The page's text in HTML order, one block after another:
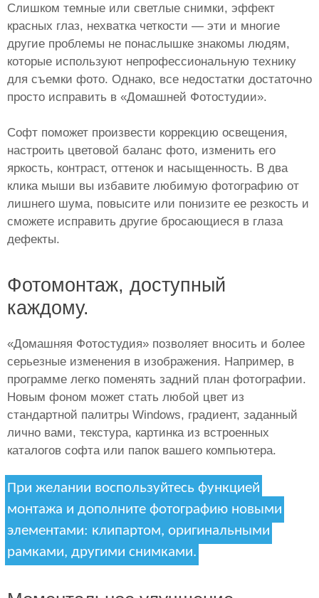
Слишком темные или светлые снимки, эффект
красных глаз, нехватка четкости — эти и многие
другие проблемы не понаслышке знакомы людям,
которые используют непрофессиональную технику
для съемки фото. Однако, все недостатки достаточно
просто исправить в «Домашней Фотостудии».
Софт поможет произвести коррекцию освещения,
настроить цветовой баланс фото, изменить его
яркость, контраст, оттенок и насыщенность. В два
клика мыши вы избавите любимую фотографию от
лишнего шума, повысите или понизите ее резкость и
сможете исправить другие бросающиеся в глаза
дефекты.
Фотомонтаж, доступный
каждому.
«Домашняя Фотостудия» позволяет вносить и более
серьезные изменения в изображения. Например, в
программе легко поменять задний план фотографии.
Новым фоном может стать любой цвет из
стандартной палитры Windows, градиент, заданный
лично вами, текстура, картинка из встроенных
каталогов софта или папок вашего компьютера.
При желании воспользуйтесь функцией
монтажа и дополните фотографию новыми
элементами: клипартом, оригинальными
рамками, другими снимками.